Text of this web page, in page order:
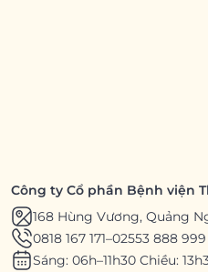
Công ty Cổ phần Bệnh viện
168 Hùng Vương, Quảng
0818 167 171–02553 888 999
Sáng: 06h–11h30 Chiều: